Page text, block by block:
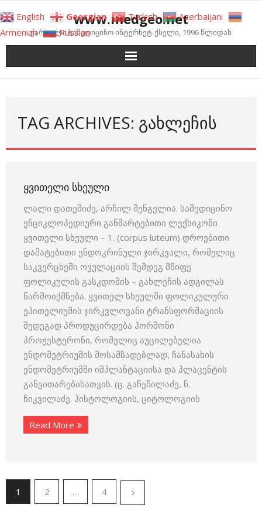
to
content
www.medgeo.net
ქართული სამედიცინო ინტერნეტ-ქსელი, 1996 წლიდან
TAG ARCHIVES: ᲒᲐᲮᲚᲔᲩᲘᲡ
ᲧᲕᲘᲗᲔᲚᲘ ᲡᲮᲔᲣᲚᲘ
ლალი დათეშიძე, არჩილ შენგელია. სამედიცინო
ენციკლოპედიური განმარტებითი ლექსიკონი
ყვითელი სხეული – 1. (corpus luteum) დროებითი
დამატებითი ენდოკრინული ჯირკვალი, რომელიც
საკვერცხეში ოვულაციის შემდეგ მწიფე
ფოლიკულის გასკდომის – გახლეჩის ადგილას
წარმოიქმნება. ყვითელ სხეულში ფოლიკულური
ეპითელიუმის ჯირკვლოვანი ტრანსფორმაციის
შედეგად პროდუცირდება ჰორმონი
პროჟესტერონი, რომელიც აუცილებელია
ენდომეტრიუმის მოსამზადებლად, ჩანასახის
ენდომეტრიუმში იმპლანტაციისა და პლაცენტის
განვითარებისათვის. (ც. გაჩეჩილაძე, ნ.
ჩიკვილაძე. ჰისტოლოგიის, ციტოლოგიის
Read More
1 2 … 4
English Georgian Turkish
Azerbaijani
Armenian
Russian